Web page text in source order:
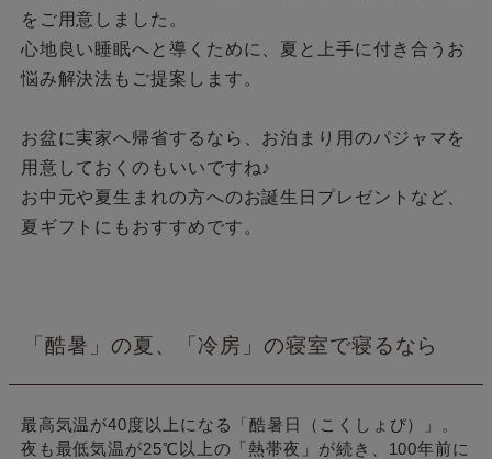
をご用意しました。
心地良い睡眠へと導くために、夏と上手に付き合うお
悩み解決法もご提案します。
お盆に実家へ帰省するなら、お泊まり用のパジャマを
用意しておくのもいいですね♪
お中元や夏生まれの方へのお誕生日プレゼントなど、
夏ギフトにもおすすめです。
「酷暑」の夏、「冷房」の寝室で寝るなら
最高気温が40度以上になる「酷暑日（こくしょび）」。
夜も最低気温が25℃以上の「熱帯夜」が続き、100年前に